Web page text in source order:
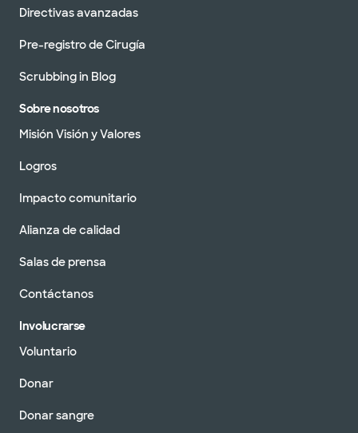
Directivas avanzadas
Pre-registro de Cirugía
Scrubbing in Blog
Sobre nosotros
Misión Visión y Valores
Logros
Impacto comunitario
Alianza de calidad
Salas de prensa
Contáctanos
Involucrarse
Voluntario
Donar
Donar sangre